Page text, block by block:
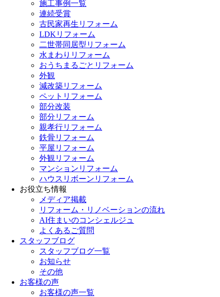
施工事例一覧
連続受賞
古民家再生リフォーム
LDKリフォーム
二世帯同居型リフォーム
水まわりリフォーム
おうちまるごとリフォーム
外観
減改築リフォーム
ペットリフォーム
部分改装
部分リフォーム
親孝行リフォーム
鉄骨リフォーム
平屋リフォーム
外観リフォーム
マンションリフォーム
ハウスリボーンリフォーム
お役立ち情報
メディア掲載
リフォーム・リノベーションの流れ
AI住まいのコンシェルジュ
よくあるご質問
スタッフブログ
スタッフブログ一覧
お知らせ
その他
お客様の声
お客様の声一覧